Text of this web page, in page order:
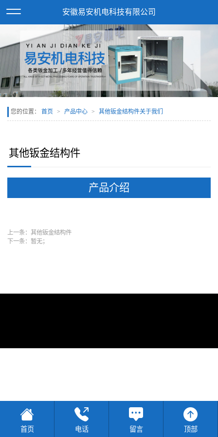
欢迎访问安徽易安机电科技有限公司网站！
安徽易安机电科技有限公司
您的位置： 首页 产品中心 其他钣金结构件关于我们
其他钣金结构件
产品介绍
上一条： 其他钣金结构件
下一条： 暂无；
首页 电话 留言 顶部